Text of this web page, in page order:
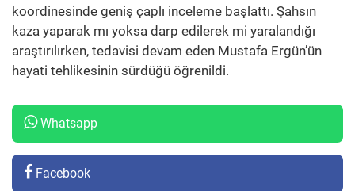
koordinesinde geniş çaplı inceleme başlattı. Şahsın
kaza yaparak mı yoksa darp edilerek mi yaralandığı
araştırılırken, tedavisi devam eden Mustafa Ergün’ün
hayati tehlikesinin sürdüğü öğrenildi.
Whatsapp
Facebook